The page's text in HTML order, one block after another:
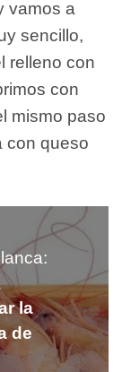
vamos a
sencillo,
relleno con
con
mismo paso
con queso
la
de